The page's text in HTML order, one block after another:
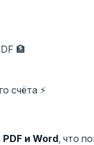
🏦
счёта ⚡
PDF и Word , что